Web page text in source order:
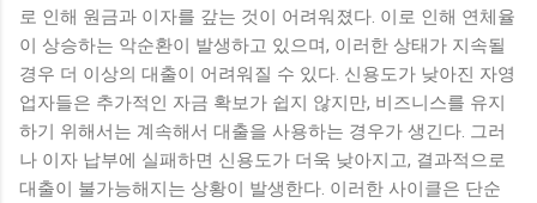
로 인해 원금과 이자를 갚는 것이 어려워졌다. 이로 인해 연체율
이 상승하는 악순환이 발생하고 있으며, 이러한 상태가 지속될
경우 더 이상의 대출이 어려워질 수 있다. 신용도가 낮아진 자영
업자들은 추가적인 자금 확보가 쉽지 않지만, 비즈니스를 유지
하기 위해서는 계속해서 대출을 사용하는 경우가 생긴다. 그러
나 이자 납부에 실패하면 신용도가 더욱 낮아지고, 결과적으로
대출이 불가능해지는 상황이 발생한다. 이러한 사이클은 단순